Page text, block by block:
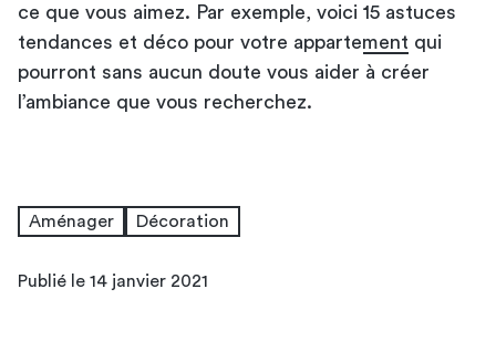
ce que vous aimez. Par exemple, voici 15 astuces
tendances et déco pour votre appartement qui
pourront sans aucun doute vous aider à créer
l’ambiance que vous recherchez.
Aménager Décoration
Publié le 14 janvier 2021